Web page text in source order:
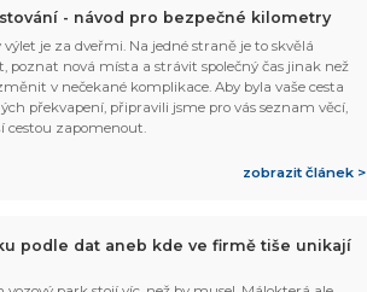
- návod pro bezpečné kilometry
je za dveřmi. Na jedné straně je to skvělá
poznat nová místa a strávit společný čas jinak než
v nečekané komplikace. Aby byla vaše cesta
překvapení, připravili jsme pro vás seznam věcí,
cestou zapomenout.
zobrazit článek >
podle dat aneb kde ve firmě tiše unikají